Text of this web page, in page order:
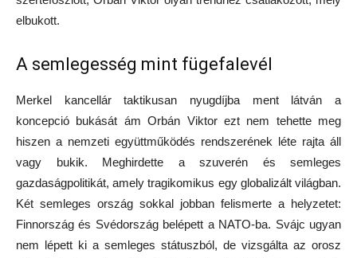
elbukott.
A semlegesség mint fügefalevél
Merkel kancellár taktikusan nyugdíjba ment látván a
koncepció bukását ám Orbán Viktor ezt nem tehette meg
hiszen a nemzeti együttműködés rendszerének léte rajta áll
vagy bukik. Meghirdette a szuverén és semleges
gazdaságpolitikát, amely tragikomikus egy globalizált világban.
Két semleges ország sokkal jobban felismerte a helyzetet:
Finnország és Svédország belépett a NATO-ba. Svájc ugyan
nem lépett ki a semleges státuszból, de vizsgálta az orosz